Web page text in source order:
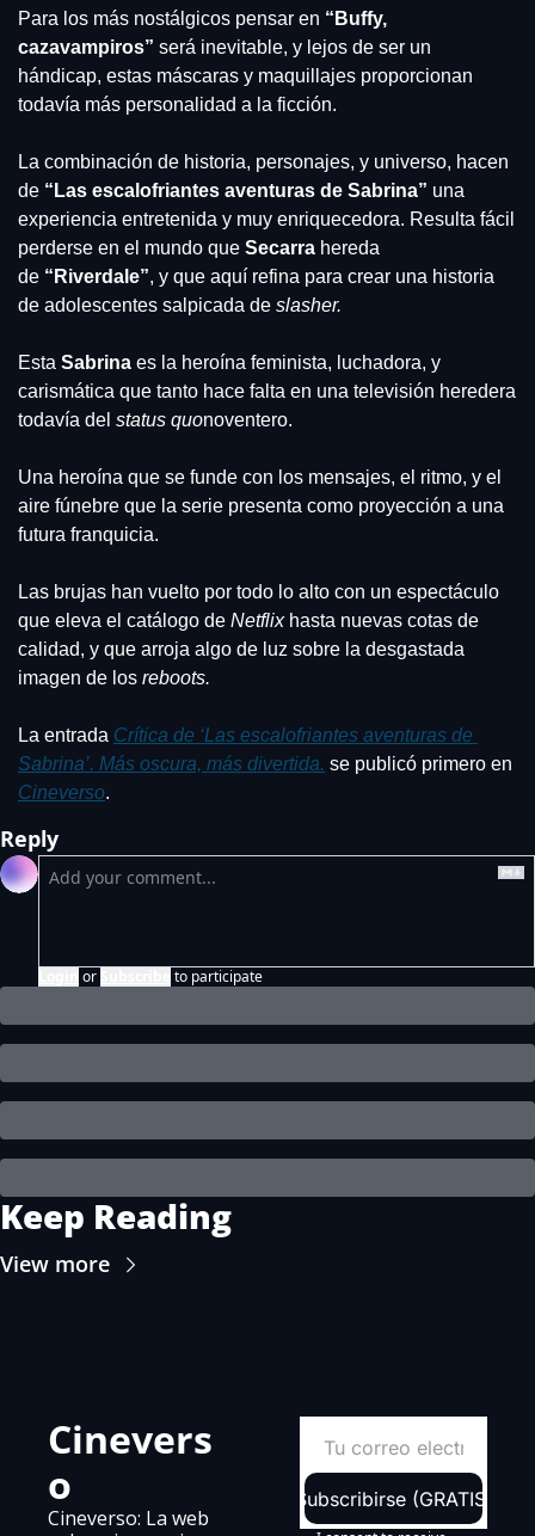
Para los más nostálgicos pensar en “Buffy,
cazavampiros” será inevitable, y lejos de ser un
hándicap, estas máscaras y maquillajes proporcionan
todavía más personalidad a la ficción.
La combinación de historia, personajes, y universo, hacen
de “Las escalofriantes aventuras de Sabrina” una
experiencia entretenida y muy enriquecedora. Resulta fácil
perderse en el mundo que Secarra hereda
de “Riverdale”, y que aquí refina para crear una historia
de adolescentes salpicada de slasher.
Esta Sabrina es la heroína feminista, luchadora, y
carismática que tanto hace falta en una televisión heredera
todavía del status quonoventero.
Una heroína que se funde con los mensajes, el ritmo, y el
aire fúnebre que la serie presenta como proyección a una
futura franquicia.
Las brujas han vuelto por todo lo alto con un espectáculo
que eleva el catálogo de Netflix hasta nuevas cotas de
calidad, y que arroja algo de luz sobre la desgastada
imagen de los reboots.
La entrada Crítica de ‘Las escalofriantes aventuras de
Sabrina’. Más oscura, más divertida.
Cineverso.
Reply
or to participate
Keep Reading
View more
Cinevers
o
Cineverso: La web
Subscribirse (GRATIS)